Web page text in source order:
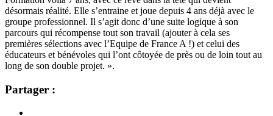
désormais réalité. Elle s’entraine et joue depuis 4 ans déjà avec le
groupe professionnel. Il s’agit donc d’une suite logique à son
parcours qui récompense tout son travail (ajouter à cela ses
premières sélections avec l’Equipe de France A !) et celui des
éducateurs et bénévoles qui l’ont côtoyée de près ou de loin tout au
long de son double projet. ».
Partager :